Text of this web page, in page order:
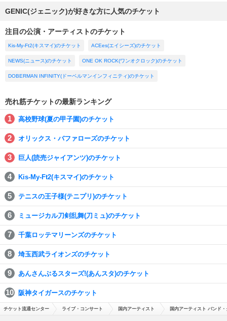
GENIC(ジェニック)が好きな方に人気のチケット
注目の公演・アーティストのチケット
Kis-My-Ft2(キスマイ)のチケット ACEes(エイシーズ)のチケット
NEWS(ニュース)のチケット ONE OK ROCK(ワンオクロック)のチケット
DOBERMAN INFINITY(ドーベルマンインフィニティ)のチケット
売れ筋チケットの最新ランキング
高校野球(夏の甲子園)のチケット
オリックス・バファローズのチケット
巨人(読売ジャイアンツ)のチケット
Kis-My-Ft2(キスマイ)のチケット
テニスの王子様(テニプリ)のチケット
ミュージカル刀剣乱舞(刀ミュ)のチケット
千葉ロッテマリーンズのチケット
埼玉西武ライオンズのチケット
あんさんぶるスターズ!(あんスタ)のチケット
阪神タイガースのチケット
チケット流通センター ライブ・コンサート 国内アーティスト 国内アーティスト バンド